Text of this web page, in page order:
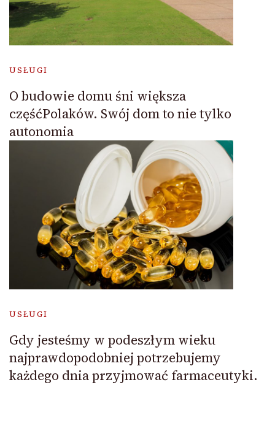
USŁUGI
O budowie domu śni większa
częśćPolaków. Swój dom to nie tylko
autonomia
USŁUGI
Gdy jesteśmy w podeszłym wieku
najprawdopodobniej potrzebujemy
każdego dnia przyjmować farmaceutyki.